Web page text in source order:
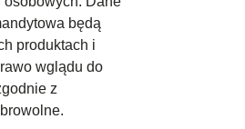
będą
produktach i
wglądu do
z